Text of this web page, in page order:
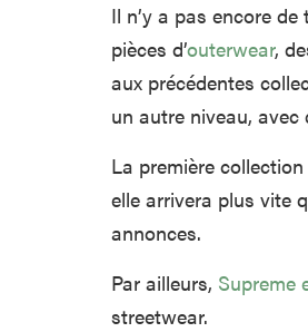
Il n’y a pas encore
pièces d’outerwear,
aux précédentes
un autre niveau,
La première
elle arrivera plus vite
annonces.
Par ailleurs, Supreme
streetwear.